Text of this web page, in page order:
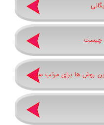
چیست
روش ‌ها برای مرتب ‌سازی